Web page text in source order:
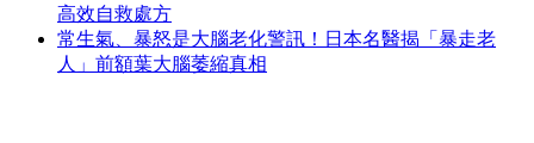
高效自救處方
常生氣、暴怒是大腦老化警訊！日本名醫揭「暴走老
人」前額葉大腦萎縮真相